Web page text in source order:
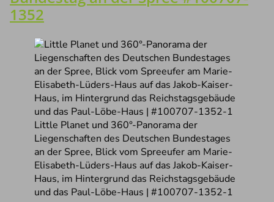
1352
Little Planet und 360°-Panorama der
Liegenschaften des Deutschen Bundestages
an der Spree, Blick vom Spreeufer am Marie-
Elisabeth-Lüders-Haus auf das Jakob-Kaiser-
Haus, im Hintergrund das Reichstagsgebäude
und das Paul-Löbe-Haus | #100707-1352-1